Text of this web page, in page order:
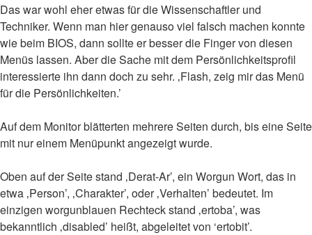
Das war wohl eher etwas für die Wissenschaftler und
Techniker. Wenn man hier genauso viel falsch machen konnte
wie beim BIOS, dann sollte er besser die Finger von diesen
Menüs lassen. Aber die Sache mit dem Persönlichkeitsprofil
interessierte ihn dann doch zu sehr. ‚Flash, zeig mir das Menü
für die Persönlichkeiten.’
Auf dem Monitor blätterten mehrere Seiten durch, bis eine Seite
mit nur einem Menüpunkt angezeigt wurde.
Oben auf der Seite stand ‚Derat-Ar’, ein Worgun Wort, das in
etwa ‚Person’, ‚Charakter’, oder ‚Verhalten’ bedeutet. Im
einzigen worgunblauen Rechteck stand ‚ertoba’, was
bekanntlich ‚disabled’ heißt, abgeleitet von ‘ertobit’.